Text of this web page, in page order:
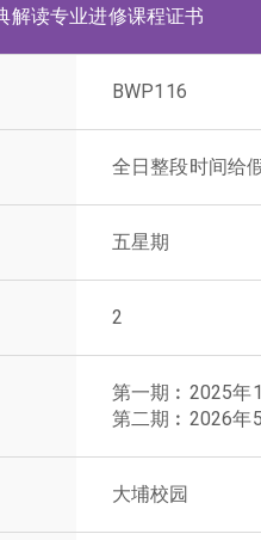
解读专业进修课程证书
BWP116
全日整段时间给
五星期
2
第一期︰2025年
第二期︰2026年
大埔校园